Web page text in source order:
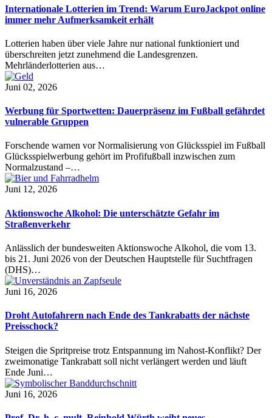
Internationale Lotterien im Trend: Warum EuroJackpot online
immer mehr Aufmerksamkeit erhält
Lotterien haben über viele Jahre nur national funktioniert und
überschreiten jetzt zunehmend die Landesgrenzen.
Mehrländerlotterien aus…
Juni 02, 2026
Werbung für Sportwetten: Dauerpräsenz im Fußball gefährdet
vulnerable Gruppen
Forschende warnen vor Normalisierung von Glücksspiel im Fußball
Glücksspielwerbung gehört im Profifußball inzwischen zum
Normalzustand –…
Juni 12, 2026
Aktionswoche Alkohol: Die unterschätzte Gefahr im
Straßenverkehr
Anlässlich der bundesweiten Aktionswoche Alkohol, die vom 13.
bis 21. Juni 2026 von der Deutschen Hauptstelle für Suchtfragen
(DHS)…
Juni 16, 2026
Droht Autofahrern nach Ende des Tankrabatts der nächste
Preisschock?
Steigen die Spritpreise trotz Entspannung im Nahost-Konflikt? Der
zweimonatige Tankrabatt soll nicht verlängert werden und läuft
Ende Juni…
Juni 16, 2026